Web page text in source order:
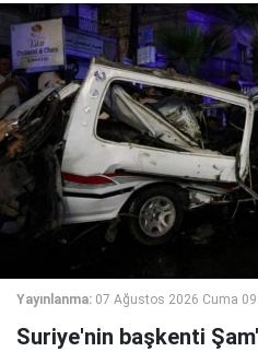
Yayınlanma: 07 Ağustos 2026 Cuma
Suriye'nin başkenti